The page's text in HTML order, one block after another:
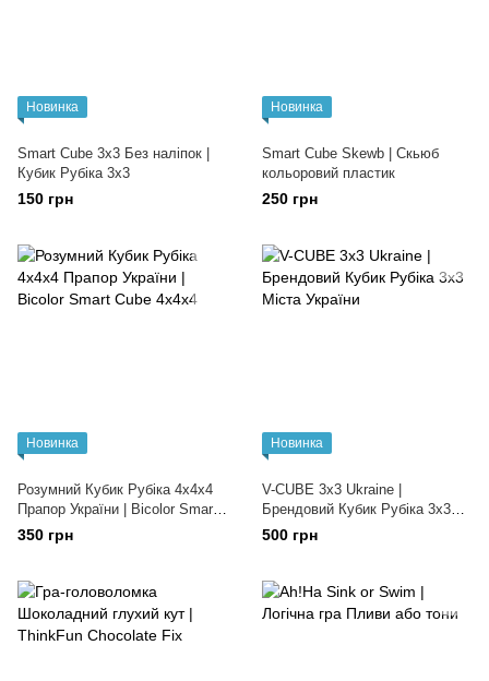
Новинка
Smart Cube 3х3 Без наліпок |
Кубик Рубіка 3x3
150 грн
Новинка
Smart Cube Skewb | Скьюб
кольоровий пластик
250 грн
Новинка
Розумний Кубик Рубіка 4х4х4
Прапор України | Bicolor Smart
Cube 4x4x4
350 грн
Новинка
V-CUBE 3х3 Ukraine |
Брендовий Кубик Рубіка 3х3
Міста України
500 грн